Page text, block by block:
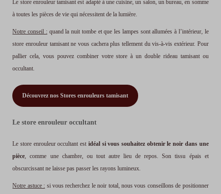
Le store enrouleur tamisant est adapté à une cuisine, un salon, un bureau, en somme
à toutes les pièces de vie qui nécessitent de la lumière.
Notre conseil :quand la nuit tombe et que les lampes sont allumées à l’intérieur, le
store enrouleur tamisant ne vous cachera plus tellement du vis-à-vis extérieur. Pour
pallier cela, vous pouvez combiner votre store à un double rideau tamisant ou
occultant.
Découvrez nos Stores enrouleurs tamisant
Le store enrouleur occultant
Le store enrouleur occultant est idéal si vous souhaitez obtenir le noir dans une
pièce, comme une chambre, ou tout autre lieu de repos. Son tissu épais et
obscurcissant ne laisse pas passer les rayons lumineux.
Notre astuce : si vous recherchez le noir total,nous vous conseillons de positionner